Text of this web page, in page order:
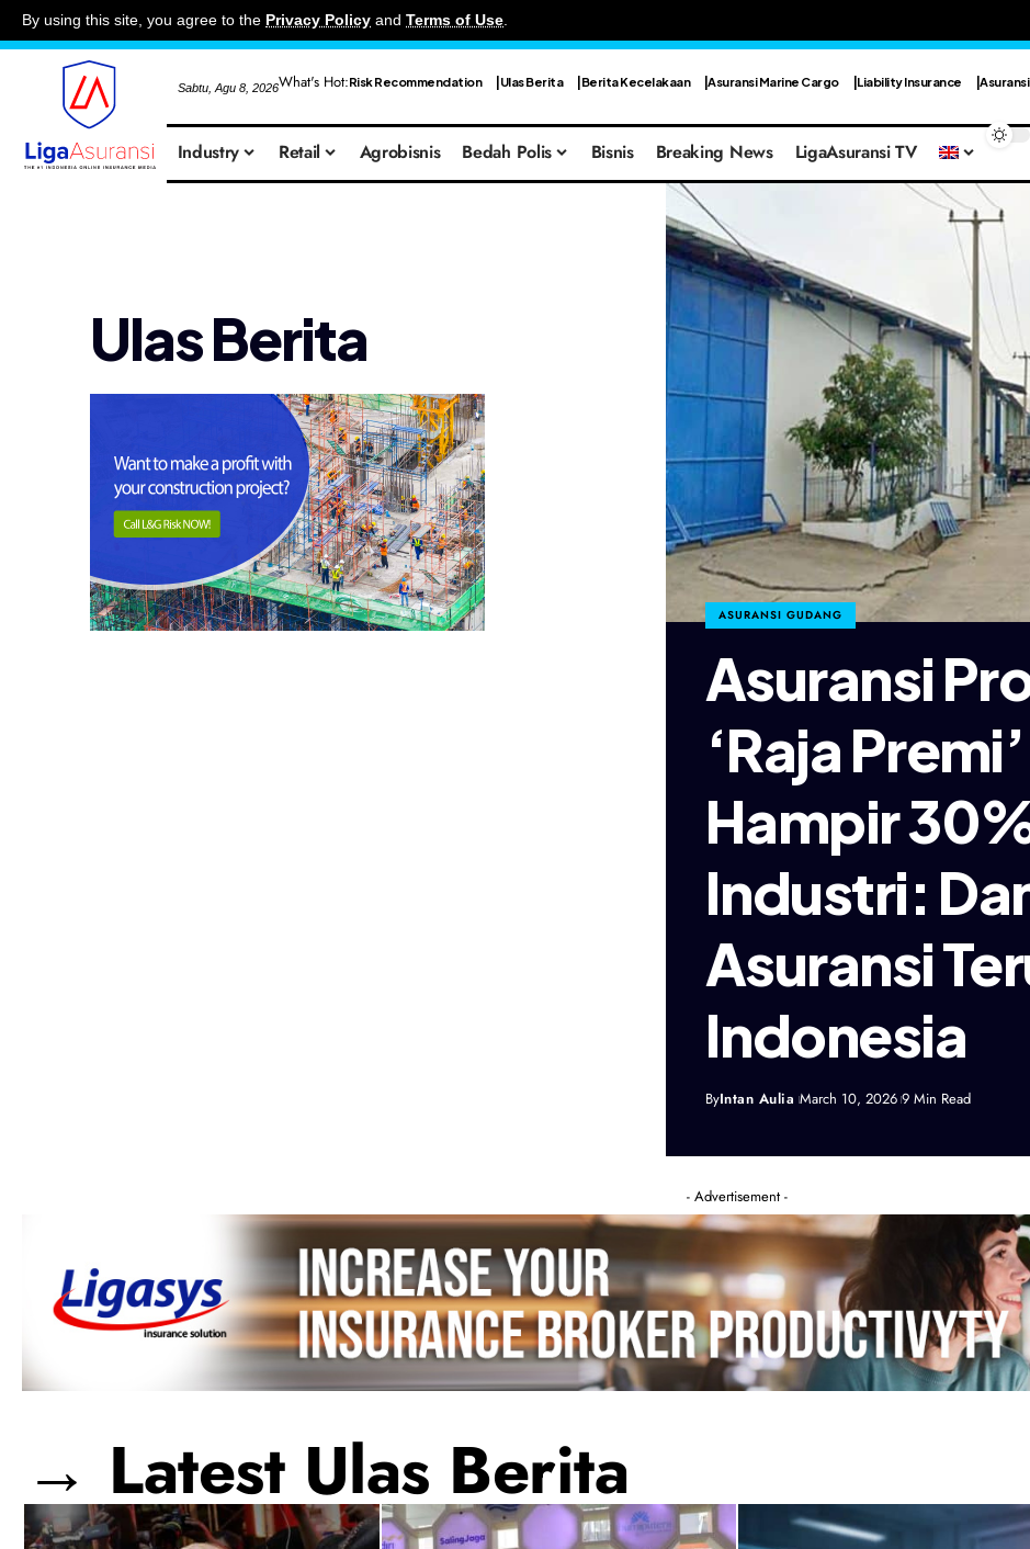
By using this site, you agree to the Privacy Policy and Terms of Use.
Sabtu, Agu 8, 2026What's Hot:Risk Recommendation Ulas Berita Berita Kecelakaan Asuransi Marine Cargo Liability Insurance
Industry Retail Agrobisnis Bedah Polis Bisnis Breaking News LigaAsuransi TV
Ulas Berita
ASURANSI GUDANG
Asuransi
‘Raja
Hampir
Industri:
Asuransi
Indonesia
ByIntan Aulia March 10, 2026 9 Min Read
- Advertisement -
→ Latest Ulas Berita